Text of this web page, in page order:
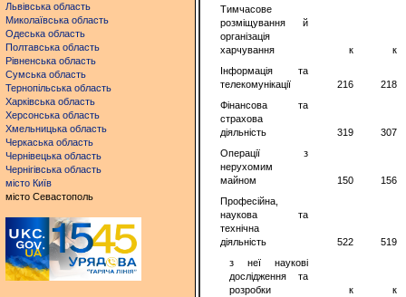
Львівська область
Миколаївська область
Одеська область
Полтавська область
Рівненська область
Сумська область
Тернопільська область
Харківська область
Херсонська область
Хмельницька область
Черкаська область
Чернівецька область
Чернігівська область
місто Київ
місто Севастополь
Тимчасове
розміщування й
організація
харчування
к
к
Інформація та
телекомунікації
216
218
Фінансова та
страхова
діяльність
319
307
Операції з
нерухомим
майном
150
156
Професійна,
наукова та
технічна
діяльність
522
519
з неї наукові
дослідження та
розробки
к
к